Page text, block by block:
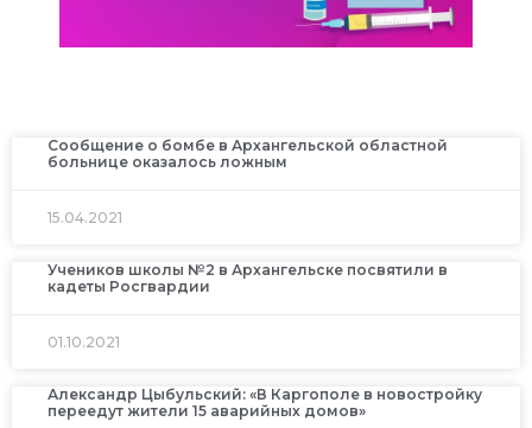
Сообщение о бомбе в Архангельской областной
больнице оказалось ложным
15.04.2021
Учеников школы №2 в Архангельске посвятили в
кадеты Росгвардии
01.10.2021
Александр Цыбульский: «В Каргополе в новостройку
переедут жители 15 аварийных домов»